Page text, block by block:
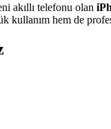
akıllı telefonu olan
kullanım hem de